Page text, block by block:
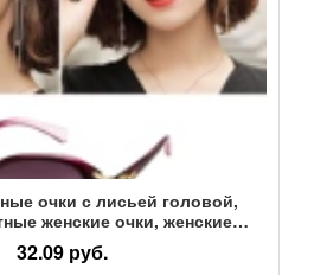
очки с лисьей головой,
женские очки, женские
очки со звездами,
очки с круглым лицом,
32.09 руб.